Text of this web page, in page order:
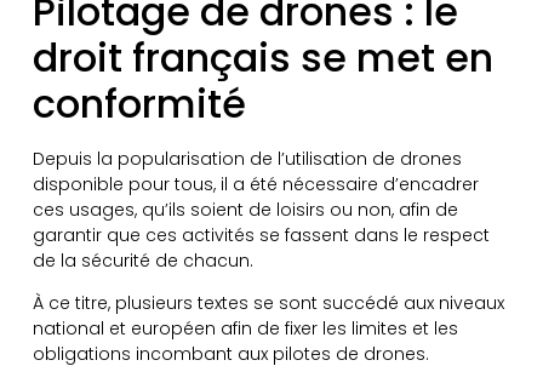
Pilotage de drones : le
droit français se met en
conformité
Depuis la popularisation de l’utilisation de drones
disponible pour tous, il a été nécessaire d’encadrer
ces usages, qu’ils soient de loisirs ou non, afin de
garantir que ces activités se fassent dans le respect
de la sécurité de chacun.
À ce titre, plusieurs textes se sont succédé aux niveaux
national et européen afin de fixer les limites et les
obligations incombant aux pilotes de drones.